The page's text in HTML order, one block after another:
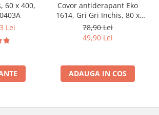
60 x 400,
Lei
Covor antiderapant Eko
1614, Gri Gri Inchis, 80 x
120 cm
78,90 Lei
49,90 Lei
ADAUGA IN COS